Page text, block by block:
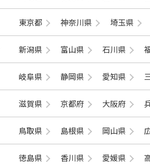
東京都 神奈川県 埼玉県
新潟県 富山県 石川県
岐阜県 静岡県 愛知県
滋賀県 京都府 大阪府
鳥取県 島根県 岡山県
徳島県 香川県 愛媛県